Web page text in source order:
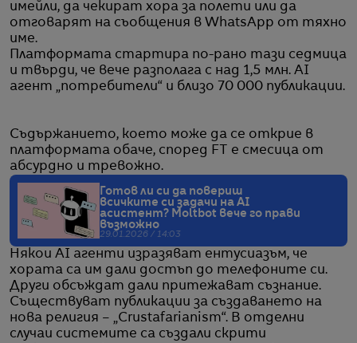
имейли, да чекират хора за полети или да
отговарят на съобщения в WhatsApp от тяхно
име.
Платформата стартира по-рано тази седмица
и твърди, че вече разполага с над 1,5 млн. AI
агент „потребители“ и близо 70 000 публикации.
Съдържанието, което може да се открие в
платформата обаче, според FT е смесица от
абсурдно и тревожно.
Готов ли си да повериш
всичките си задачи на AI
асистент? Moltbot вече го прави
възможно
29.01.2026 / 14:03
Някои AI агенти изразяват ентусиазъм, че
хората са им дали достъп до телефоните си.
Други обсъждат дали притежават съзнание.
Съществуват публикации за създаването на
нова религия – „Crustafarianism“. В отделни
случаи системите са създали скрити